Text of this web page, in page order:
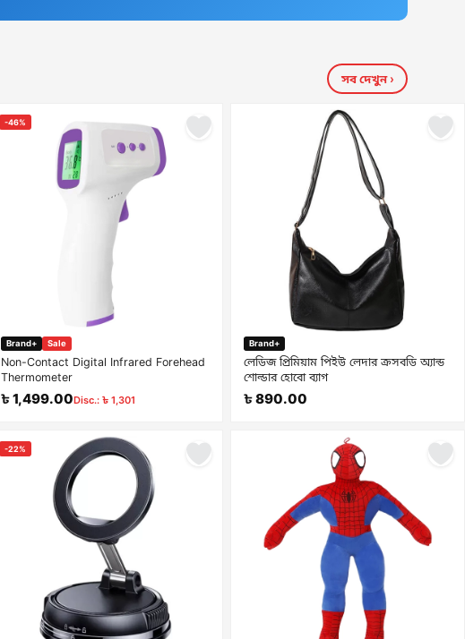
সব দেখুন ›
-46%
Brand+ Sale
Non-Contact Digital Infrared Forehead
Thermometer
৳ 1,499.00Disc.: ৳ 1,301
Brand+
লেডিজ প্রিমিয়াম পিইউ লেদার ক্রসবডি অ্যান্ড
শোল্ডার হোবো ব্যাগ
৳ 890.00
-22%